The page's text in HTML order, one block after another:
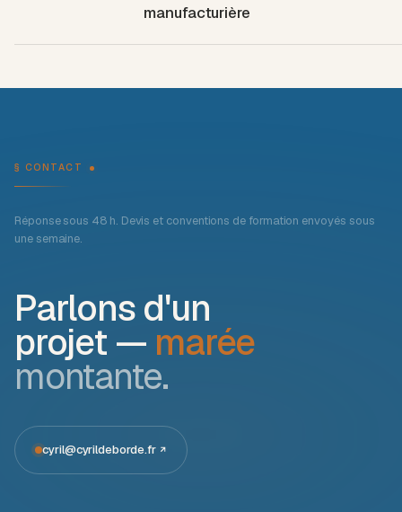
manufacturière
§ CONTACT
Réponse sous 48 h. Devis et conventions de formation envoyés sous
une semaine.
Parlons d'un
projet — marée
montante.
cyril@cyrildeborde.fr